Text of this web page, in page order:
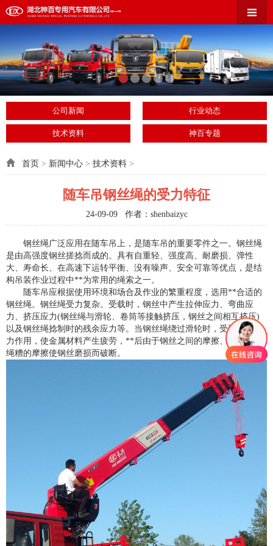
公司新闻 行业动态
技术资料 神百专题
首页 > 新闻中心 > 技术资料 >
随车吊钢丝绳的受力特征
24-09-09 作者：shenbaizyc
钢丝绳广泛应用在随车吊上，是随车吊的重要零件之一。钢丝绳
是由高强度钢丝搓捻而成的。具有自重轻、强度高、耐磨损、弹性
大、寿命长、在高速下运转平衡、没有噪声、安全可靠等优点，是结
构吊装作业过程中**为常用的绳索之一。
随车吊应根据使用环境和场合及作业的繁重程度，选用**合适的
钢丝绳。钢丝绳受力复杂。受载时，钢丝中产生拉伸应力、弯曲应
力、挤压应力(钢丝绳与滑轮、卷筒等接触挤压，钢丝之间相互挤压)
以及钢丝绳捻制时的残余应力等。当钢丝绳绕过滑轮时，受到交变应
力作用，使金属材料产生疲劳，**后由于钢丝之间的摩擦、钢丝绳与
绳糟的摩擦使钢丝磨损而破断。